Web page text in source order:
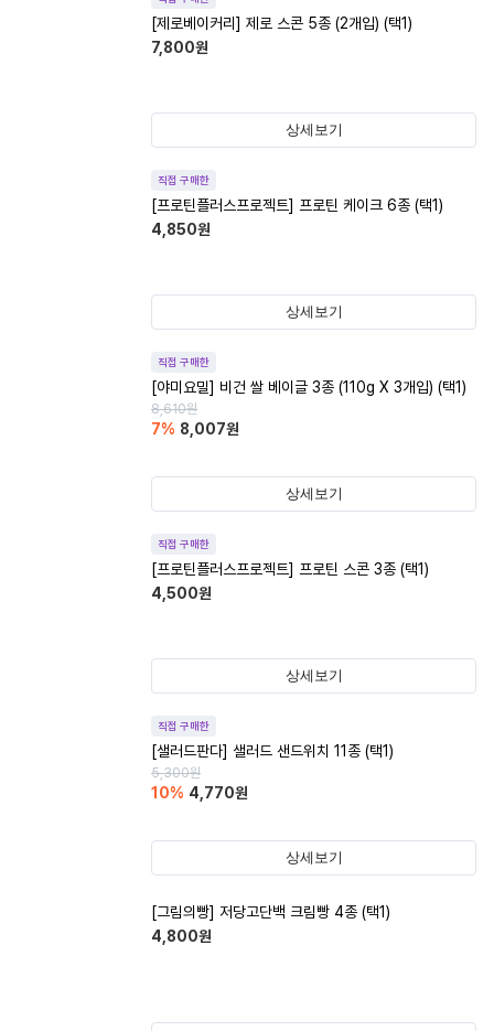
[제로베이커리] 제로 스콘 5종 (2개입) (택1)
7,800원
상세보기
직접 구매한
[프로틴플러스프로젝트] 프로틴 케이크 6종 (택1)
4,850원
상세보기
직접 구매한
[야미요밀] 비건 쌀 베이글 3종 (110g X 3개입) (택1)
8,610원
7% 8,007원
상세보기
직접 구매한
[프로틴플러스프로젝트] 프로틴 스콘 3종 (택1)
4,500원
상세보기
직접 구매한
[샐러드판다] 샐러드 샌드위치 11종 (택1)
5,300원
10% 4,770원
상세보기
[그림의빵] 저당고단백 크림빵 4종 (택1)
4,800원